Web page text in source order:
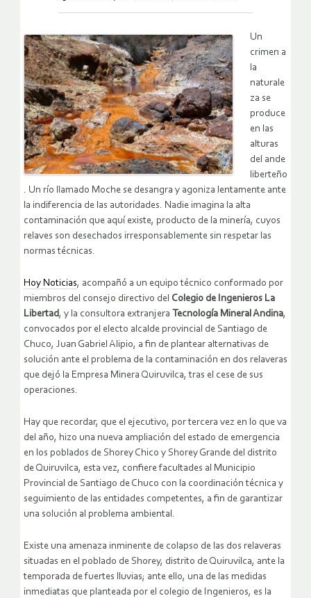
Un
crimen a
la
naturale
za se
produce
en las
alturas
del ande
liberteño
. Un río llamado Moche se desangra y agoniza lentamente ante
la indiferencia de las autoridades. Nadie imagina la alta
contaminación que aquí existe, producto de la minería, cuyos
relaves son desechados irresponsablemente sin respetar las
normas técnicas.
Hoy Noticias, acompañó a un equipo técnico conformado por
miembros del consejo directivo del Colegio de Ingenieros La
Libertad, y la consultora extranjera Tecnología Mineral Andina,
convocados por el electo alcalde provincial de Santiago de
Chuco, Juan Gabriel Alipio, a fin de plantear alternativas de
solución ante el problema de la contaminación en dos relaveras
que dejó la Empresa Minera Quiruvilca, tras el cese de sus
operaciones.
Hay que recordar, que el ejecutivo, por tercera vez en lo que va
del año, hizo una nueva ampliación del estado de emergencia
en los poblados de Shorey Chico y Shorey Grande del distrito
de Quiruvilca, esta vez, confiere facultades al Municipio
Provincial de Santiago de Chuco con la coordinación técnica y
seguimiento de las entidades competentes, a fin de garantizar
una solución al problema ambiental.
Existe una amenaza inminente de colapso de las dos relaveras
situadas en el poblado de Shorey, distrito de Quiruvilca, ante la
temporada de fuertes lluvias; ante ello, una de las medidas
inmediatas que planteada por el colegio de Ingenieros, es la